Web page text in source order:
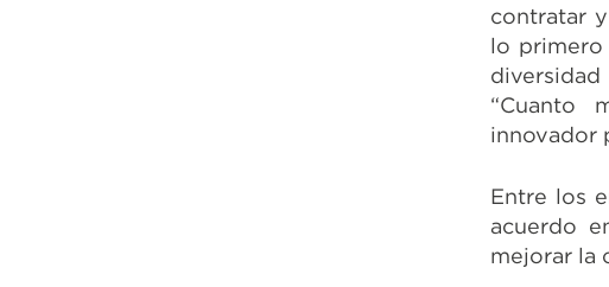
contratar
lo primero
“Cuanto
innovador
Entre los
acuerdo
mejorar la